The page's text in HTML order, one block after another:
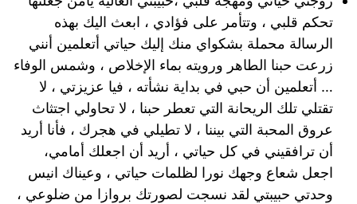
تحكم قلبي ، وتتأمر على فؤادي ، ابعث اليك بهذه
الرسالة محملة بشكواي منك إليك حياتي أتعلمين أنني
زرعت حبنا الطاهر ورويته بماء الإخلاص ، وشمس الوفاء
… أتعلمين أن حبي في بداية نشأته ، فيا عزيزتي ، لا
تقتلي تلك الريحانة التي تعطر حبنا ، لا تحاولي اجتثاث
عروق المحبة التي بيننا ، لا تطيلي في هجرك ، فأنا أريد
أن ترافقيني في كل حياتي ، أريد أن اجعلك أمامي،
اجعل شعاع وجهك نورا لظلمات حياتي ، وعيناك انيس
وحدتي حبيبتي لقد نسجت لصورتك بروازا من ضلوعي ،